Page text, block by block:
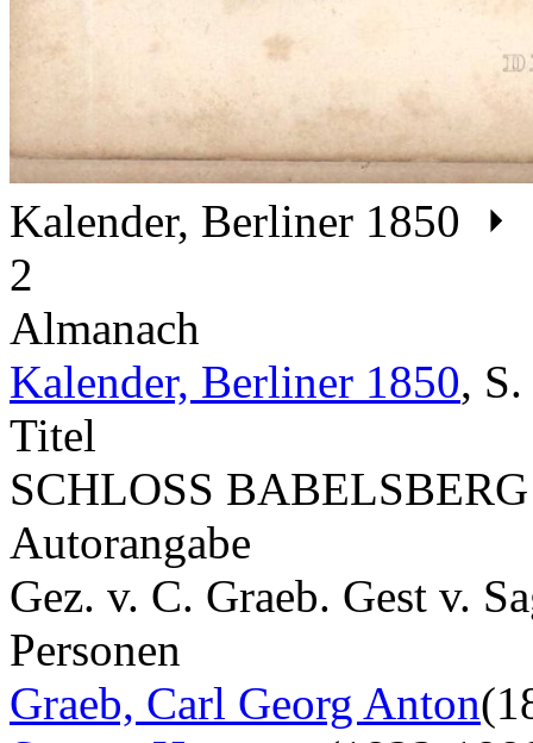
Kalender, Berliner 1850
2
Almanach
Kalender, Berliner 1850, S.
Titel
SCHLOSS
Autorangabe
Gez. v. C. Graeb. Gest v.
Personen
Graeb, Carl Georg Anton